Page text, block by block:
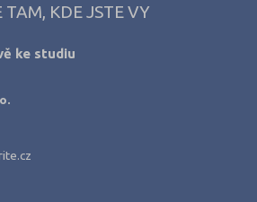
Pardubice (1)
Pelhřimov (2)
TAM, KDE JSTE VY
ke studiu